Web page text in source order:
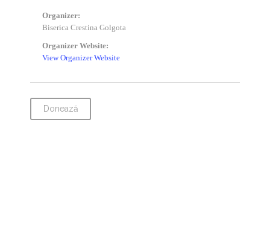
Organizer:
Biserica Crestina Golgota
Organizer Website:
View Organizer Website
Donează